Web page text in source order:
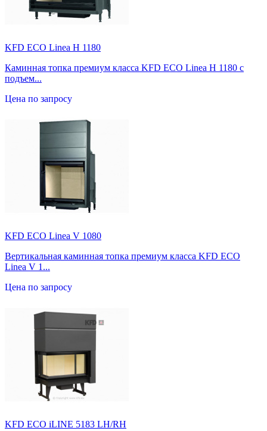
KFD ECO Linea H 1180
Каминная топка премиум класса KFD ECO Linea H 1180 с
подъем...
Цена по запросу
KFD ECO Linea V 1080
Вертикальная каминная топка премиум класса KFD ECO
Linea V 1...
Цена по запросу
KFD ECO iLINE 5183 LH/RH